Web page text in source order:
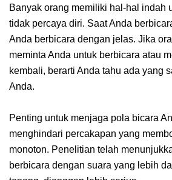
Banyak orang memiliki hal-hal indah
tidak percaya diri. Saat Anda
Anda berbicara dengan jelas. Jika
meminta Anda untuk berbicara atau
kembali, berarti Anda tahu ada yang
Anda.
Penting untuk menjaga pola bicara
menghindari percakapan yang
monoton. Penelitian telah
berbicara dengan suara yang lebih